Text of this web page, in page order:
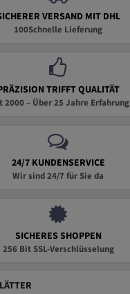
VERSAND MIT DHL
100Schnelle Lieferung
TRIFFT QUALITÄT
2000 – Über 25 Jahre Erfahrung
24/7 KUNDENSERVICE
Wir sind 24/7 für Sie da
SICHERES SHOPPEN
256 Bit SSL-Verschlüsselung